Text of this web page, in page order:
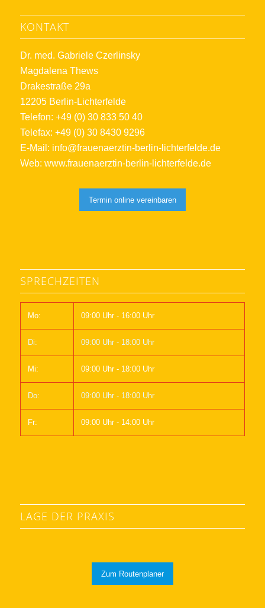
KONTAKT
Dr. med. Gabriele Czerlinsky
Magdalena Thews
Drakestraße 29a
12205 Berlin-Lichterfelde
Telefon: +49 (0) 30 833 50 40
Telefax: +49 (0) 30 8430 9296
E-Mail: info@frauenaerztin-berlin-lichterfelde.de
Web: www.frauenaerztin-berlin-lichterfelde.de
Termin online vereinbaren
SPRECHZEITEN
Mo: 09:00 Uhr - 16:00 Uhr
Di: 09:00 Uhr - 18:00 Uhr
Mi: 09:00 Uhr - 18:00 Uhr
Do: 09:00 Uhr - 18:00 Uhr
Fr: 09:00 Uhr - 14:00 Uhr
LAGE DER PRAXIS
Zum Routenplaner